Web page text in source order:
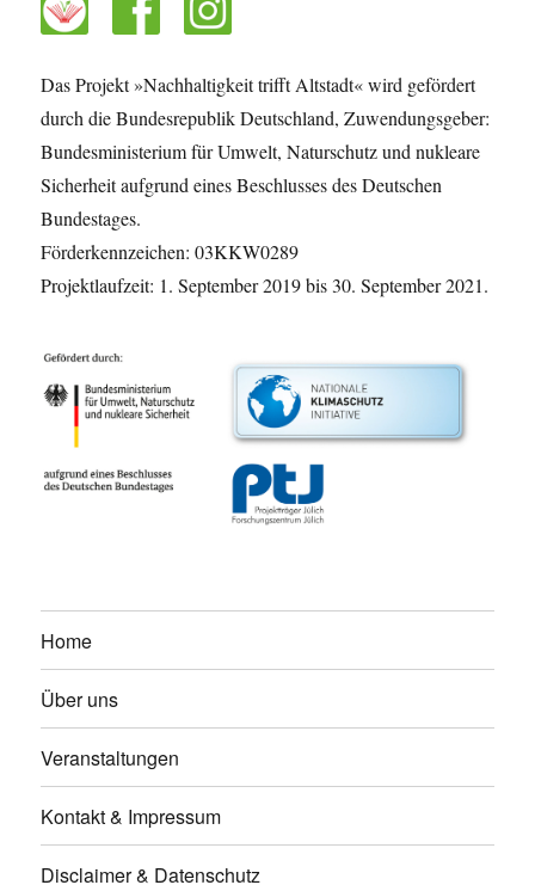
Das Projekt »Nachhaltigkeit trifft Altstadt« wird gefördert
durch die Bundesrepublik Deutschland, Zuwendungsgeber:
Bundesministerium für Umwelt, Naturschutz und nukleare
Sicherheit aufgrund eines Beschlusses des Deutschen
Bundestages.
Förderkennzeichen: 03KKW0289
Projektlaufzeit: 1. September 2019 bis 30. September 2021.
Home
Über uns
Veranstaltungen
Kontakt & Impressum
Disclaimer & Datenschutz